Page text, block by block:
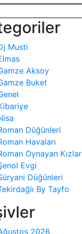
Musti
Aksoy
Buket
Düğünleri
Havaları
Oynayan Kızlar
Evgi
Düğünleri
By Tayfo
2026